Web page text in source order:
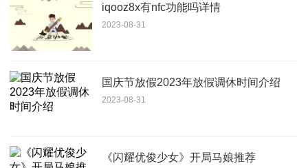
iqooz8x有nfc功能吗详情
2023-08-31
国庆节放假2023年放假调休时间介绍
2023-08-31
《闪耀优俊少女》开局马娘推荐